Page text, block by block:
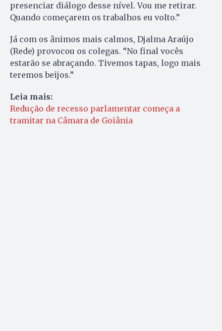
presenciar diálogo desse nível. Vou me retirar.
Quando começarem os trabalhos eu volto.”
Já com os ânimos mais calmos, Djalma Araújo
(Rede) provocou os colegas. “No final vocês
estarão se abraçando. Tivemos tapas, logo mais
teremos beijos.”
Leia mais:
Redução de recesso parlamentar começa a
tramitar na Câmara de Goiânia